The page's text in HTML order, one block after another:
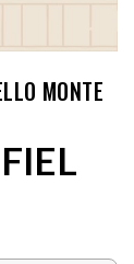
MONTE